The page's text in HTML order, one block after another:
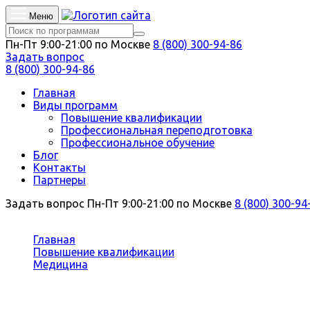
Меню
Пн-Пт 9:00-21:00 по Москве 8 (800) 300-94-86
Задать вопрос
8 (800) 300-94-86
Главная
Виды программ
Повышение квалификации
Профессиональная переподготовка
Профессиональное обучение
Блог
Контакты
Партнеры
Задать вопрос Пн-Пт 9:00-21:00 по Москве 8 (800) 300-
Главная
Повышение квалификации
Медицина